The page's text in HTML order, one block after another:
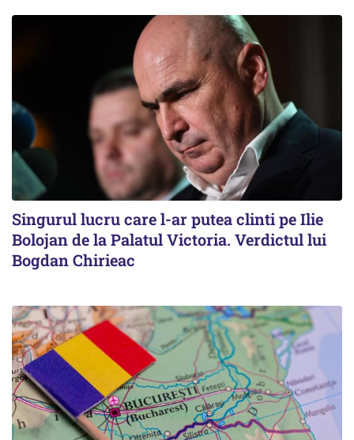
Singurul lucru care l-ar putea clinti pe Ilie
Bolojan de la Palatul Victoria. Verdictul lui
Bogdan Chirieac